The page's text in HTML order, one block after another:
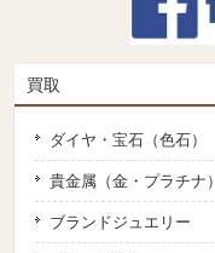
買取
ダイヤ・宝石（色石）
貴金属（金・プラチナ）
ブランドジュエリー